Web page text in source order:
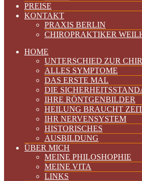
PREISE
KONTAKT
PRAXIS BERLIN
CHIROPRAKTIKER
HOME
UNTERSCHIED ZUR
ALLES SYMPTOME
DAS ERSTE MAL
DIE
IHRE RÖNTGENBILDER
HEILUNG BRAUCHT
IHR NERVENSYSTEM
HISTORISCHES
AUSBILDUNG
ÜBER MICH
MEINE PHILOSHOPHIE
MEINE VITA
LINKS